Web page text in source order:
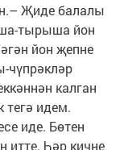
Җиде балалы
тырыша йон
йон җепне
чүпрәкләр
калган
тегә идем.
иде. Бөтен
итте. Һәр кичне